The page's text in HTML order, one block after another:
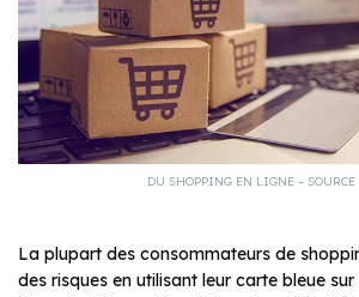
DU SHOPPING EN LIGNE – SOURCE
La plupart des consommateurs de
des risques en utilisant leur carte bleue sur